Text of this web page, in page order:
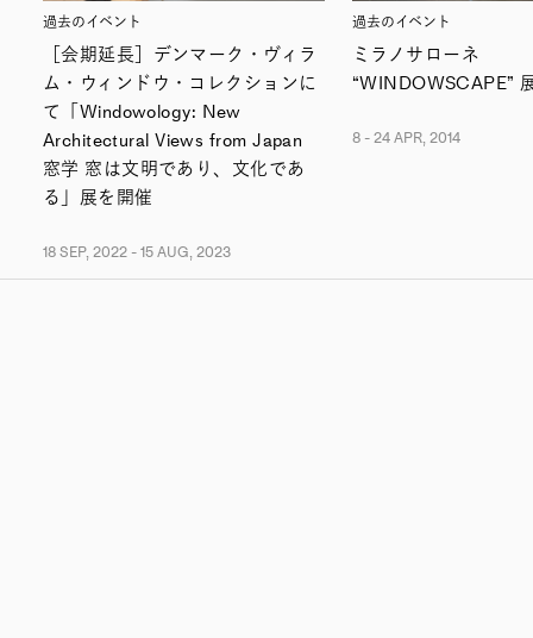
過去のイベント
［会期延長］デンマーク・ヴィラ
ム・ウィンドウ・コレクションに
て「Windowology: New
Architectural Views from Japan
窓学 窓は文明であり、文化であ
る」展を開催
18 SEP, 2022 - 15 AUG, 2023
過去のイベント
ミラノサローネ
“WINDOWSCAPE”
8 - 24 APR, 2014